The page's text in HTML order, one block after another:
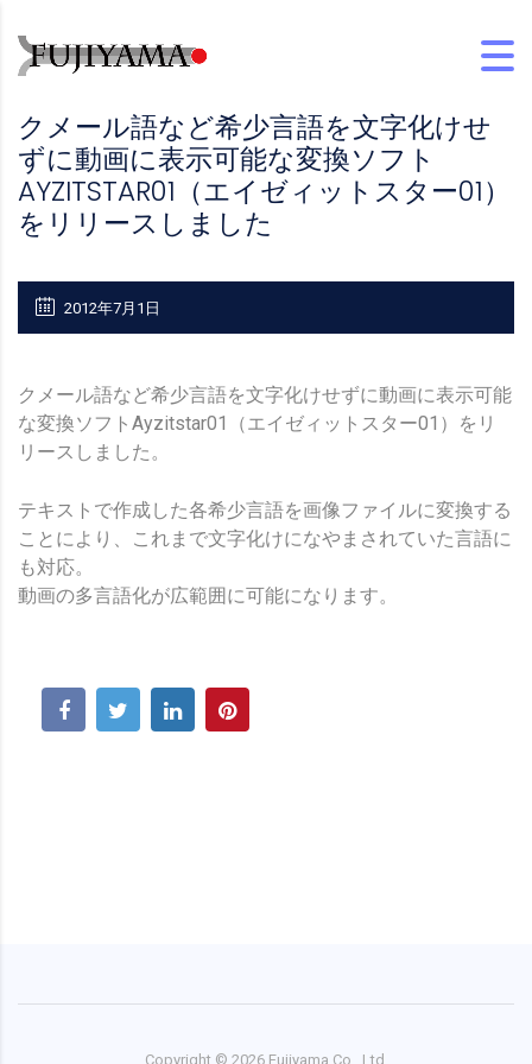
クメール語など希少言語を文字化けせ
ずに動画に表示可能な変換ソフト
AYZITSTAR01（エイゼィットスター01）
をリリースしました
2012年7月1日
クメール語など希少言語を文字化けせずに動画に表示可能
な変換ソフトAyzitstar01（エイゼィットスター01）をリ
リースしました。
テキストで作成した各希少言語を画像ファイルに変換する
ことにより、これまで文字化けになやまされていた言語に
も対応。
動画の多言語化が広範囲に可能になります。
Copyright © 2026 Fujiyama Co., Ltd.